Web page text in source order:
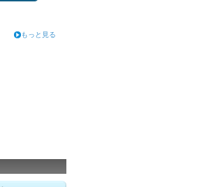
もっと見る